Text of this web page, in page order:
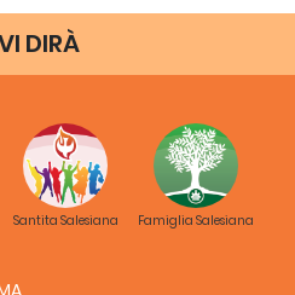
Artime, Rettor
Anna Laura Orrico,
della Regione
architettonico “Museo
Don Cristian Besso e Stefania
DIRÀ
Santita Salesiana Famiglia Salesiana